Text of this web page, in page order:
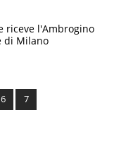
riceve l'Ambrogino
di Milano
6 7